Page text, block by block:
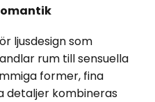
ljusdesign som
rum till sensuella
former, fina
detaljer kombineras